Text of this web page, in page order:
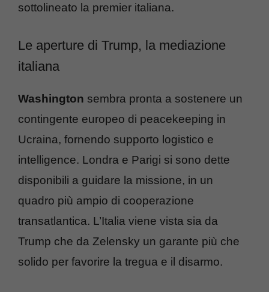
sottolineato la premier italiana.
Le aperture di Trump, la mediazione
italiana
Washington sembra pronta a sostenere un
contingente europeo di peacekeeping in
Ucraina, fornendo supporto logistico e
intelligence. Londra e Parigi si sono dette
disponibili a guidare la missione, in un
quadro più ampio di cooperazione
transatlantica. L’Italia viene vista sia da
Trump che da Zelensky un garante più che
solido per favorire la tregua e il disarmo.